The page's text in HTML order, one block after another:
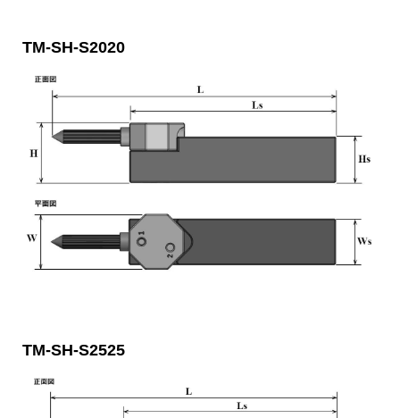
TM-SH-S2020
TM-SH-S2525